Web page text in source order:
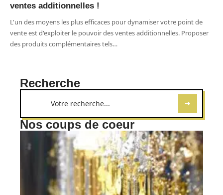
ventes additionnelles !
L'un des moyens les plus efficaces pour dynamiser votre point de
vente est d'exploiter le pouvoir des ventes additionnelles. Proposer
des produits complémentaires tels…
Recherche
Nos coups de coeur